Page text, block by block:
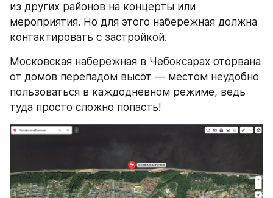
из других районов на концерты или
мероприятия. Но для этого набережная должна
контактировать с застройкой.
Московская набережная в Чебоксарах оторвана
от домов перепадом высот — местом неудобно
пользоваться в каждодневном режиме, ведь
туда просто сложно попасть!